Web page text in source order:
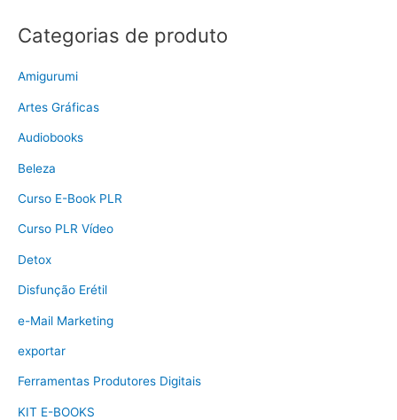
Categorias de produto
Amigurumi
Artes Gráficas
Audiobooks
Beleza
Curso E-Book PLR
Curso PLR Vídeo
Detox
Disfunção Erétil
e-Mail Marketing
exportar
Ferramentas Produtores Digitais
KIT E-BOOKS